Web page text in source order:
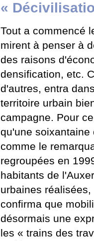
«
Tout a commencé
mirent à penser à
des raisons
densification, etc.
d'autres, entra
territoire urbain
campagne. Pour
qu'une soixantaine
comme le
regroupées en
habitants de
urbaines
confirma que
désormais une
les « trains des